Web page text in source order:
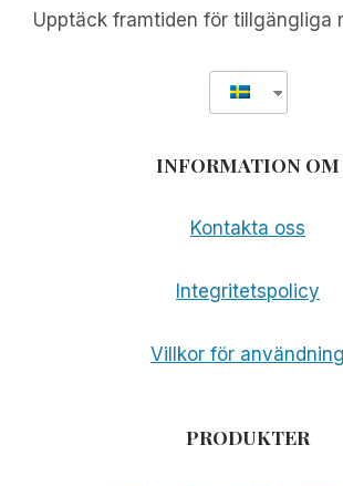
INTE
TROR
Upptäck framtiden för tillgängliga
INFORMATION OM
Kontakta oss
Integritetspolicy
Villkor för användning
PRODUKTER